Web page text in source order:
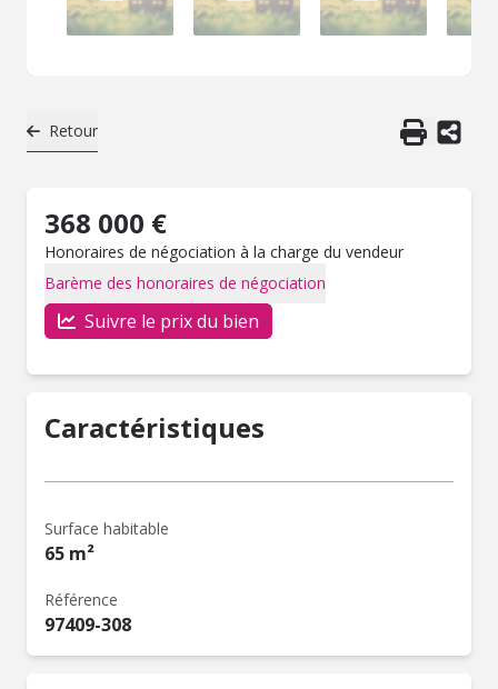
Retour
368 000 €
Honoraires de négociation à la charge du vendeur
Barème des honoraires de négociation
Suivre le prix du bien
Caractéristiques
Surface habitable
65 m²
Référence
97409-308